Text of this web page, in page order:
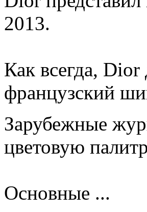
2013.
Как всегда,
французский
Зарубежные
цветовую
Основные ...